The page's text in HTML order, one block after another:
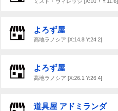
よろず屋
高地ラノシア [X:14.8 Y:24.2]
よろず屋
高地ラノシア [X:26.1 Y:26.4]
道具屋 アドミランダ